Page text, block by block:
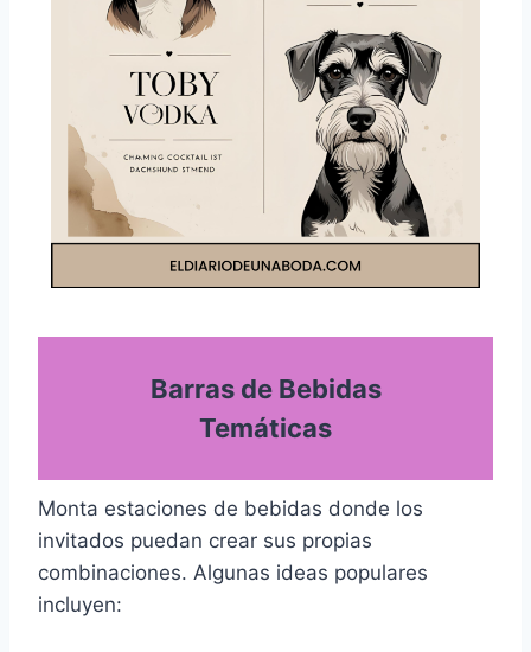
Barras de Bebidas
Temáticas
Monta estaciones de bebidas donde los
invitados puedan crear sus propias
combinaciones. Algunas ideas populares
incluyen: